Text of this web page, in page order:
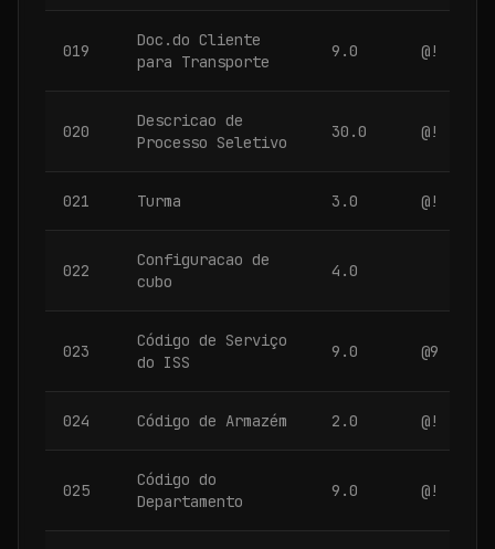
019
Doc.do Cliente
para Transporte
9.0 @!
020
Descricao de
Processo Seletivo
30.0 @!
021 Turma 3.0 @!
022
Configuracao de
cubo
4.0
023
Código de Serviço
do ISS
9.0 @9
024 Código de Armazém 2.0 @!
025
Código do
Departamento
9.0 @!